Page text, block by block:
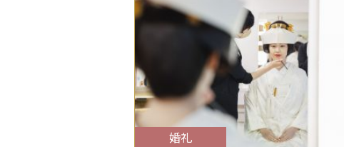
$target_date
婚礼